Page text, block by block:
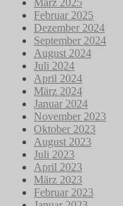
März 2025
Februar 2025
Dezember 2024
September 2024
August 2024
Juli 2024
April 2024
März 2024
Januar 2024
November 2023
Oktober 2023
August 2023
Juli 2023
April 2023
März 2023
Februar 2023